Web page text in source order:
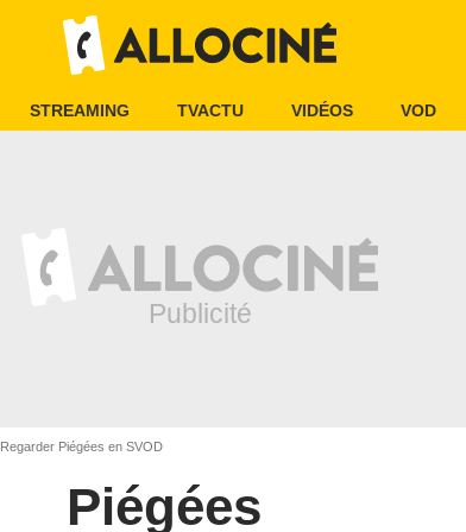
STREAMING TVACTU VIDÉOS VOD
Regarder Piégées en SVOD
Piégées